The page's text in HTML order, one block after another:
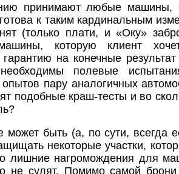
принимают любые машины,
к таким кардинальным
(только плати, и «Оку»
которую клиент
гарантию на конечные
полевые
пару аналогичных
подобные краш-тесты и во
может быть (а, по сути, всегда
некоторые участки,
лишние нагромождения для
не сулят. Помимо самой